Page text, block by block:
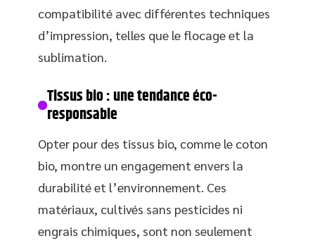
compatibilité avec différentes techniques
d’impression, telles que le flocage et la
sublimation.
Tissus bio : une tendance éco-
responsable
Opter pour des tissus bio, comme le coton
bio, montre un engagement envers la
durabilité et l’environnement. Ces
matériaux, cultivés sans pesticides ni
engrais chimiques, sont non seulement